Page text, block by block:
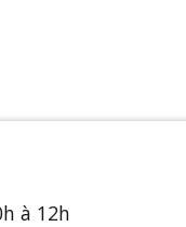
à 12h